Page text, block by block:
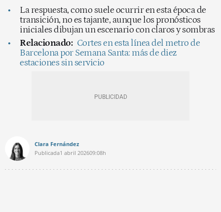
La respuesta, como suele ocurrir en esta época de
transición, no es tajante, aunque los pronósticos
iniciales dibujan un escenario con claros y sombras
Relacionado: Cortes en esta línea del metro de
Barcelona por Semana Santa: más de diez
estaciones sin servicio
Clara Fernández
Publicada1 abril 202609:08h